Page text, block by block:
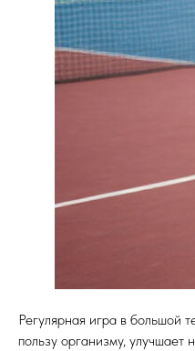
Регулярная игра в большой
пользу организму, улучшает